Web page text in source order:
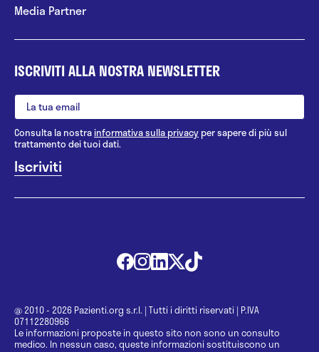
Media Partner
ISCRIVITI ALLA NOSTRA NEWSLETTER
Consulta la nostrainformativa sulla privacy per sapere di più sul
trattamento dei tuoi dati.
@ 2010 - 2026 Pazienti.org s.r.l. | Tutti i diritti riservati | P.IVA
07112280966
Le informazioni proposte in questo sito non sono un consulto
medico. In nessun caso, queste informazioni sostituiscono un